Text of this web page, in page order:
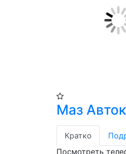
Маз
Кратко
Посмотреть